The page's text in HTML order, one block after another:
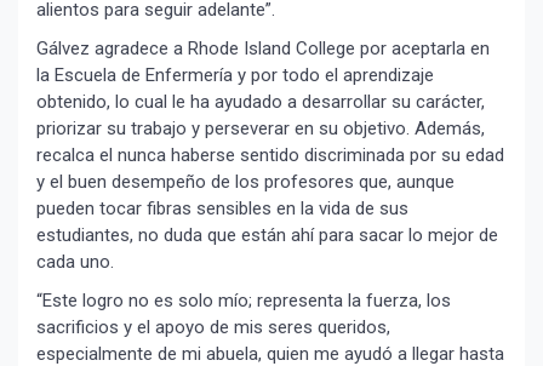
alientos para seguir adelante”.
Gálvez agradece a Rhode Island College por aceptarla en
la Escuela de Enfermería y por todo el aprendizaje
obtenido, lo cual le ha ayudado a desarrollar su carácter,
priorizar su trabajo y perseverar en su objetivo. Además,
recalca el nunca haberse sentido discriminada por su edad
y el buen desempeño de los profesores que, aunque
pueden tocar fibras sensibles en la vida de sus
estudiantes, no duda que están ahí para sacar lo mejor de
cada uno.
“Este logro no es solo mío; representa la fuerza, los
sacrificios y el apoyo de mis seres queridos,
especialmente de mi abuela, quien me ayudó a llegar hasta